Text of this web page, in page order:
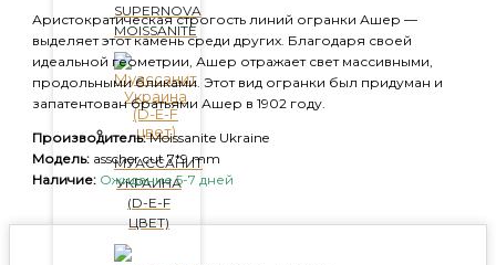
SUPERNOVA
MOISSANITE
МУАССАНИТ
УКРАИНА
(D-E-F
ЦВЕТ)
Аристократическая строгость линий огранки Ашер —
выделяет этот камень среди других. Благодаря своей
идеальной геометрии, Ашер отражает свет массивными,
продольными бликами. Этот вид огранки был придуман и
запатентован братьями Ашер в 1902 году.
Производитель:Moissanite Ukraine
Модель: asscher cut 7*9 mm
Наличие: Ожидание 5-7 дней